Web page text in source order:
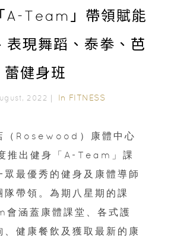
A-Team」帶領賦能
表現舞蹈、泰拳、芭
蕾健身班
2022｜ In FITNESS
（Rosewood）康體中心
推出健身「A-Team」課
眾最優秀的健身及康體導師
隊帶領。為期八星期的課
涵蓋康體課堂、各式護
、健康餐飲及獲取最新的康